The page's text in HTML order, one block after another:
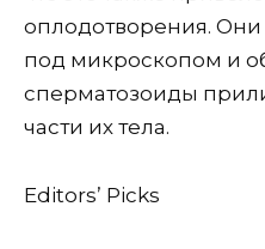
оплодотворения.
под микроскопом и
сперматозоиды
части их тела.
Editors’ Picks